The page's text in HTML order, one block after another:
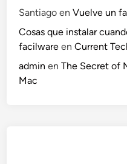
Santiago enVuelve un
Cosas que instalar
facilware enCurrent
admin enThe Secret of
Mac